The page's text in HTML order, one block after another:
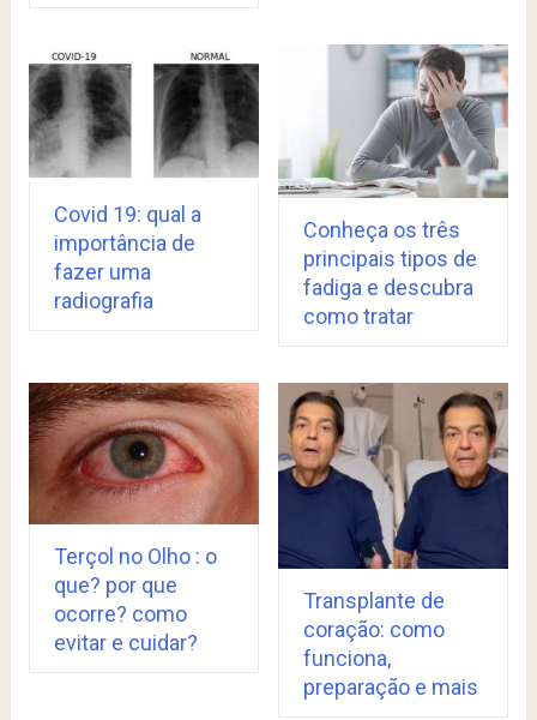
Covid 19: qual a
importância de
fazer uma
radiografia
Conheça os três
principais tipos de
fadiga e descubra
como tratar
Terçol no Olho : o
que? por que
ocorre? como
evitar e cuidar?
Transplante de
coração: como
funciona,
preparação e mais